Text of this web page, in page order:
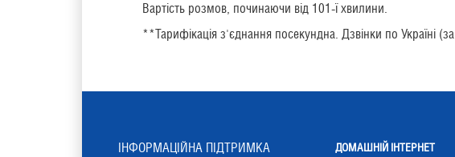
Вартість розмов, починаючи від 101-ї хвилини.
**Тарифікація з'єднання посекундна. Дзвінки по Україні
ІНФОРМАЦІЙНА ПІДТРИМКА
ДОМАШНІЙ ІНТЕРНЕТ